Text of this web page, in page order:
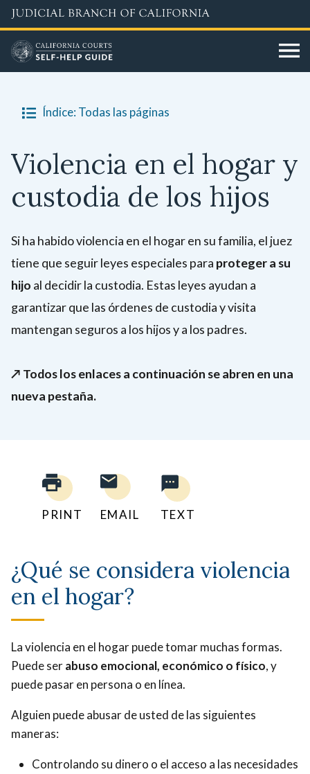
Skip
to
main
content
Índice: Todas las páginas
Violencia en el hogar y
custodia de los hijos
Si ha habido violencia en el hogar en su familia, el juez
tiene que seguir leyes especiales para proteger a su
hijo al decidir la custodia. Estas leyes ayudan a
garantizar que las órdenes de custodia y visita
mantengan seguros a los hijos y a los padres.
↗️ Todos los enlaces a continuación se abren en una
nueva pestaña.
PRINT EMAIL TEXT
¿Qué se considera violencia
en el hogar?
La violencia en el hogar puede tomar muchas formas.
Puede serabuso emocional, económico o físico, y
puede pasar en persona o en línea.
Alguien puede abusar de usted de las siguientes
maneras:
Controlando su dinero o el acceso a las necesidades